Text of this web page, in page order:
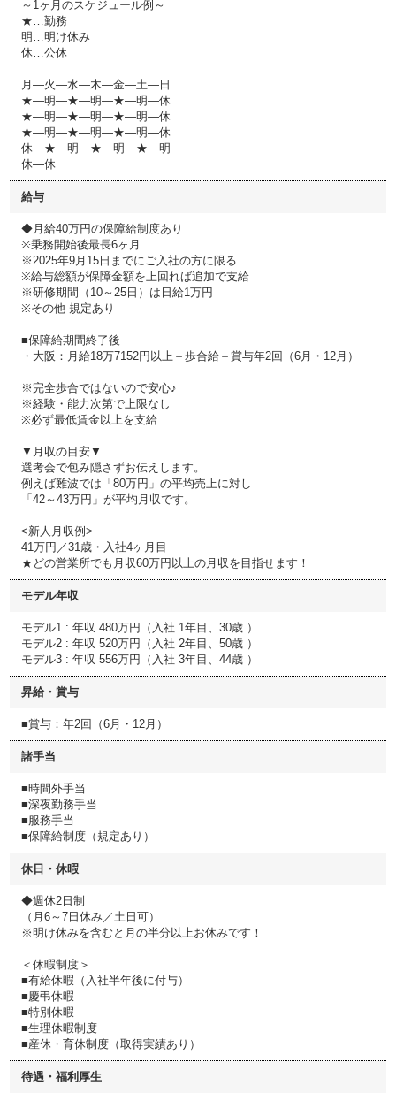
～1ヶ月のスケジュール例～
★…勤務
明…明け休み
休…公休
月―火―水―木―金―土―日
★―明―★―明―★―明―休
★―明―★―明―★―明―休
★―明―★―明―★―明―休
休―★―明―★―明―★―明
休―休
給与
◆月給40万円の保障給制度あり
※乗務開始後最長6ヶ月
※2025年9月15日までにご入社の方に限る
※給与総額が保障金額を上回れば追加で支給
※研修期間（10～25日）は日給1万円
※その他 規定あり
■保障給期間終了後
・大阪：月給18万7152円以上＋歩合給＋賞与年2回（6月・12月）
※完全歩合ではないので安心♪
※経験・能力次第で上限なし
※必ず最低賃金以上を支給
▼月収の目安▼
選考会で包み隠さずお伝えします。
例えば難波では「80万円」の平均売上に対し
「42～43万円」が平均月収です。
<新人月収例>
41万円／31歳・入社4ヶ月目
★どの営業所でも月収60万円以上の月収を目指せます！
モデル年収
モデル1 : 年収 480万円（入社 1年目、30歳 ）
モデル2 : 年収 520万円（入社 2年目、50歳 ）
モデル3 : 年収 556万円（入社 3年目、44歳 ）
昇給・賞与
■賞与：年2回（6月・12月）
諸手当
■時間外手当
■深夜勤務手当
■服務手当
■保障給制度（規定あり）
休日・休暇
◆週休2日制
（月6～7日休み／土日可）
※明け休みを含むと月の半分以上お休みです！
＜休暇制度＞
■有給休暇（入社半年後に付与）
■慶弔休暇
■特別休暇
■生理休暇制度
■産休・育休制度（取得実績あり）
待遇・福利厚生